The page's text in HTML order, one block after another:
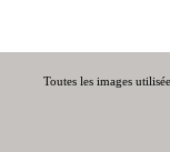
Toutes les images